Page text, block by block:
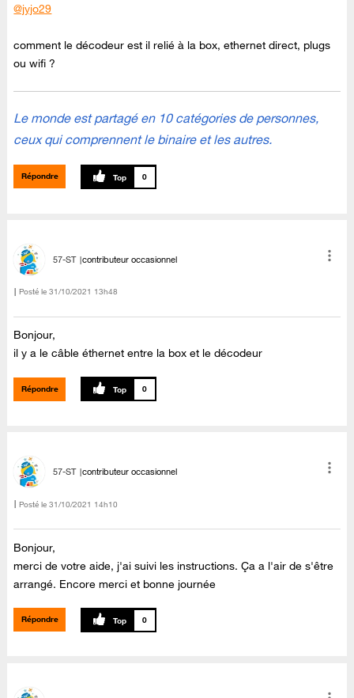
@jyjo29
comment le décodeur est il relié à la box, ethernet direct, plugs
ou wifi ?
Le monde est partagé en 10 catégories de personnes,
ceux qui comprennent le binaire et les autres.
Répondre 0
57-ST contributeur occasionnel
Posté le ‎31/10/2021 13h48
Bonjour,
il y a le câble éthernet entre la box et le décodeur
Répondre 0
57-ST contributeur occasionnel
Posté le ‎31/10/2021 14h10
Bonjour,
merci de votre aide, j'ai suivi les instructions. Ça a l'air de s'être
arrangé. Encore merci et bonne journée
Répondre 0